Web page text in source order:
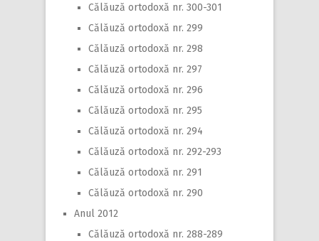
Călăuză ortodoxă nr. 300-301
Călăuză ortodoxă nr. 299
Călăuză ortodoxă nr. 298
Călăuză ortodoxă nr. 297
Călăuză ortodoxă nr. 296
Călăuză ortodoxă nr. 295
Călăuză ortodoxă nr. 294
Călăuză ortodoxă nr. 292-293
Călăuză ortodoxă nr. 291
Călăuză ortodoxă nr. 290
Anul 2012
Călăuză ortodoxă nr. 288-289